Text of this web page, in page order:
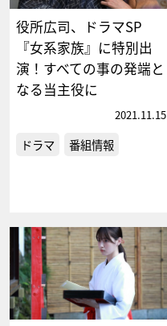
役所広司、ドラマSP
『女系家族』に特別出
演！すべての事の発端と
なる当主役に
2021.11.15
ドラマ 番組情報